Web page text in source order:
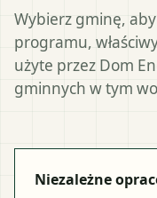
Wybierz gminę,
programu,
użyte przez Dom
gminnych w tym
Niezależne